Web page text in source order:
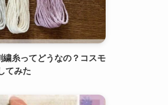
繍糸ってどうなの？コスモ
てみた